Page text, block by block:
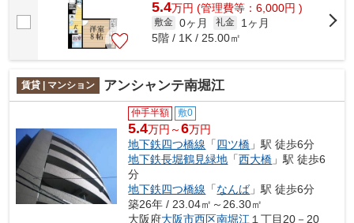
5.4万円 (管理費等：6,000円 )
敷金 0ヶ月 礼金
1ヶ月
5階 / 1K / 25.00㎡
賃貸 | マンション アンシャンテ南堀江
仲手半額 敷0
5.4万円～6万円
地下鉄四つ橋線 「四ツ橋 」駅 徒歩6分
地下鉄長堀鶴見緑地 「西大橋 」駅 徒歩6
分
地下鉄四つ橋線 「なんば」駅 徒歩6分
築26年 / 23.04㎡～26.30㎡
大阪府大阪市西区南堀江 １丁目20－20